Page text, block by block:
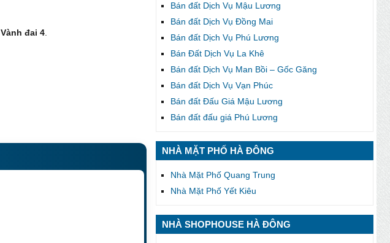
,Vành đai 4
Bán đất Dịch Vụ Mậu Lương
Bán đất Dịch Vụ Đồng Mai
Bán đất Dịch Vụ Phú Lương
Bán Đất Dịch Vụ La Khê
Bán đất Dịch Vụ Man Bồi – Gốc Găng
Bán đất Dịch Vụ Vạn Phúc
Bán đất Đấu Giá Mậu Lương
Bán đất đấu giá Phú Lương
NHÀ MẶT PHỐ HÀ ĐÔNG
Nhà Mặt Phố Quang Trung
Nhà Mặt Phố Yết Kiêu
NHÀ SHOPHOUSE HÀ ĐÔNG